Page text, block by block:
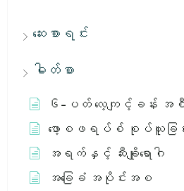
ဆေးစာရင်း
ဓါတ်စာ
၆-ပတ် လေ့ကျင့်ခန်း အစီ
ဖော့စဖရပ်စ် စုပ်ယူခြင်
အရက်နှင့် ဆီးချိုရောဂါ
အခြေခံ အပိုင်းအစ